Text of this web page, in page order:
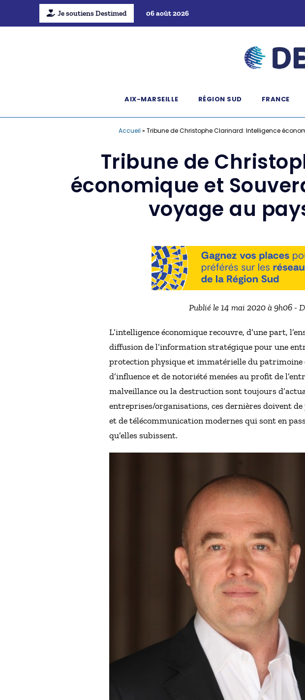
Je soutiens Destimed 06 août 2026
AIX-MARSEILLE RÉGION SUD FRANCE
Accueil » Tribune de Christophe Clarinard: Intelligence
Tribune de
économique et
voyage au
Publié le 14 mai 2020 à 9h06 -
L’intelligence économique recouvre, d’une part,
diffusion de l’information stratégique pour une
protection physique et immatérielle du patrimoine
d’influence et de notoriété menées au profit de
malveillance ou la destruction sont toujours
entreprises/organisations, ces dernières doivent
et de télécommunication modernes qui sont en
qu’elles subissent.